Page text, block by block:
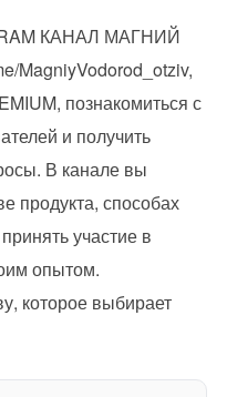
КАНАЛ МАГНИЙ
познакомиться с
и получить
В канале вы
продукта, способах
участие в
опытом.
которое выбирает